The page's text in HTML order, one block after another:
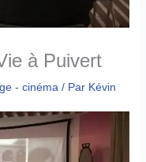
à Puivert
- cinéma / Par Kévin